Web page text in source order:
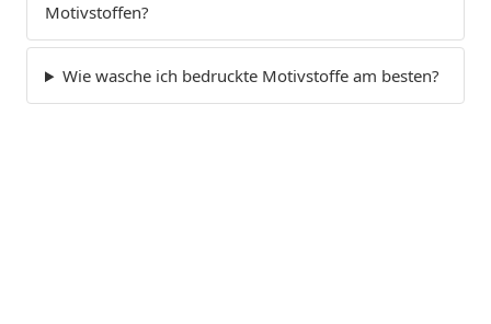
Motivstoffen?
Wie wasche ich bedruckte Motivstoffe am besten?